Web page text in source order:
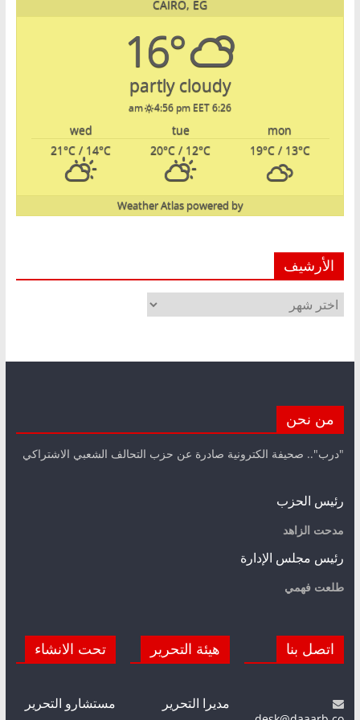
CAIRO, EG
16°
partly cloudy
6:26 am
4:56 pm EET
mon
tue
wed
19°C/ 13°C
20°C / 12°C
21°C / 14°C
powered by
Weather Atlas
الأرشيف
الأرشيف
من نحن
"درب".. صحيفة الكترونية صادرة عن حزب التحالف الشعبي الاشتراكي
رئيس الحزب
مدحت الزاهد
رئيس مجلس الإدارة
طلعت فهمي
اتصل بنا هيئة التحرير
مديرا التحرير
تحت الانشاء
مستشارو التحرير